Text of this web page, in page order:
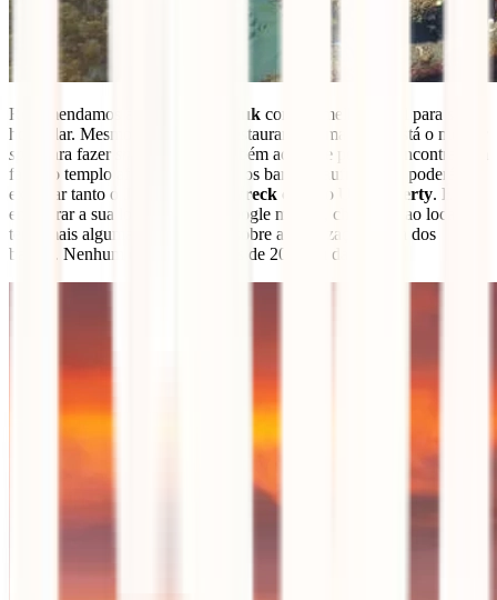
Recomendamos a praia de Jemeluk como o melhor local para se
hospedar. Mesmo em frente ao restaurante Sama Sama está o melhor
spot
para fazer
. É também aqui que poderás encontrar um
famoso templo afundado. Já para os barcos naufragados, poderás
explorar tanto o
Japanese Shipwreck como o USS Liberty. É fácil
encontrar a sua localização no google maps e, chegando ao local,
terás mais algumas informações sobre a localização exata dos
barcos. Nenhum deles está a mais de 20/30 m da costa.